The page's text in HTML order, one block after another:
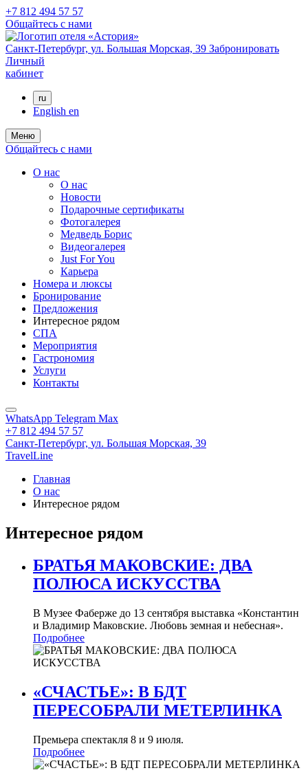
+7 812 494 57 57
Общайтесь с нами
Санкт-Петербург, ул. Большая Морская, 39 Забронировать
Личный
кабинет
ru
English en
Меню
Общайтесь с нами
О нас
О нас
Новости
Подарочные сертификаты
Фотогалерея
Медведь Борис
Видеогалерея
Just For You
Карьера
Номера и люксы
Бронирование
Предложения
Интересное рядом
СПА
Мероприятия
Гастрономия
Услуги
Контакты
WhatsApp Telegram Max
+7 812 494 57 57
Санкт-Петербург, ул. Большая Морская, 39
TravelLine
Главная
О нас
Интересное рядом
Интересное рядом
БРАТЬЯ МАКОВСКИЕ: ДВА
ПОЛЮСА ИСКУССТВА
В Музее Фаберже до 13 сентября выставка «Константин
и Владимир Маковские. Любовь земная и небесная».
Подробнее
«СЧАСТЬЕ»: В БДТ
ПЕРЕСОБРАЛИ МЕТЕРЛИНКА
Премьера спектакля 8 и 9 июля.
Подробнее